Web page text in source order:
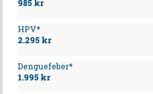
985 kr
HPV*
2.295 kr
Denguefeber*
1.995 kr